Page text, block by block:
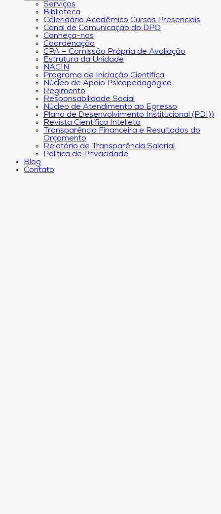
Serviços
Biblioteca
Calendário Acadêmico Cursos Presenciais
Canal de Comunicação do DPO
Conheça-nos
Coordenação
CPA – Comissão Própria de Avaliação
Estrutura da Unidade
NACIN
Programa de Iniciação Científica
Núcleo de Apoio Psicopedagógico
Regimento
Responsabilidade Social
Núcleo de Atendimento ao Egresso
Plano de Desenvolvimento Institucional (PDI))
Revista Científica Intelleto
Transparência Financeira e Resultados do
Orçamento
Relatório de Transparência Salarial
Política de Privacidade
Blog
Contato